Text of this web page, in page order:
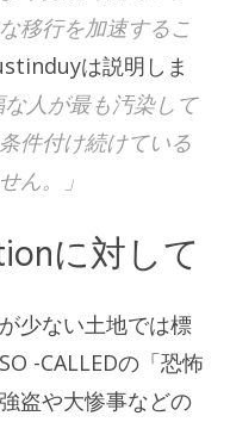
移行を加速するこ
は説明しま
な人が最も汚染して
件付け続けている
ん。」
に対して
少ない土地では標
-CALLEDの「恐怖
盗や大惨事などの